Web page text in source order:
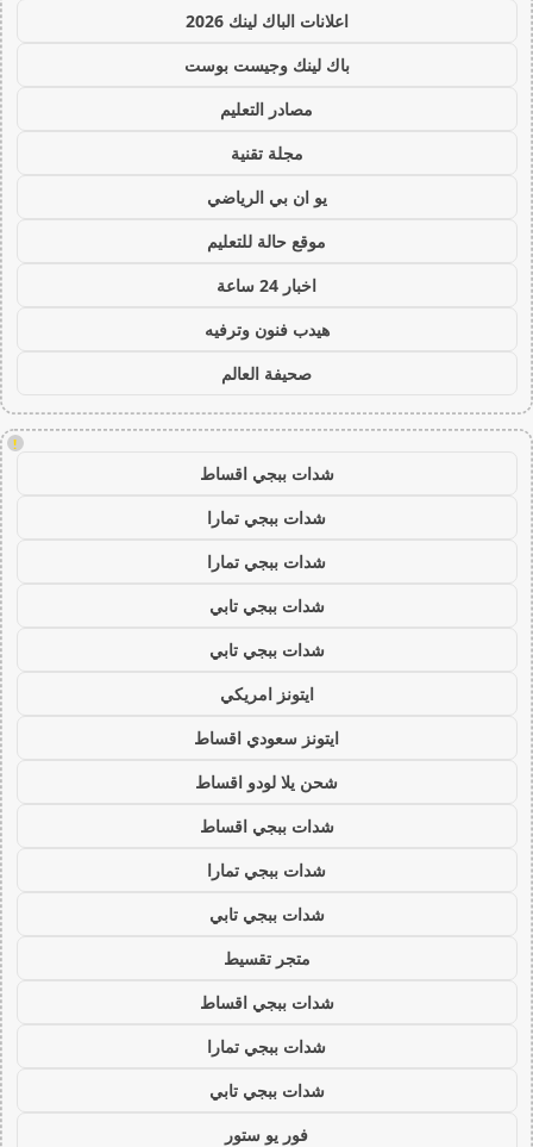
اعلانات الباك لينك 2026
باك لينك وجيست بوست
مصادر التعليم
مجلة تقنية
يو ان بي الرياضي
موقع حالة للتعليم
اخبار 24 ساعة
هيدب فنون وترفيه
صحيفة العالم
!
شدات ببجي اقساط
شدات ببجي تمارا
شدات ببجي تمارا
شدات ببجي تابي
شدات ببجي تابي
ايتونز امريكي
ايتونز سعودي اقساط
شحن يلا لودو اقساط
شدات ببجي اقساط
شدات ببجي تمارا
شدات ببجي تابي
متجر تقسيط
شدات ببجي اقساط
شدات ببجي تمارا
شدات ببجي تابي
فور يو ستور